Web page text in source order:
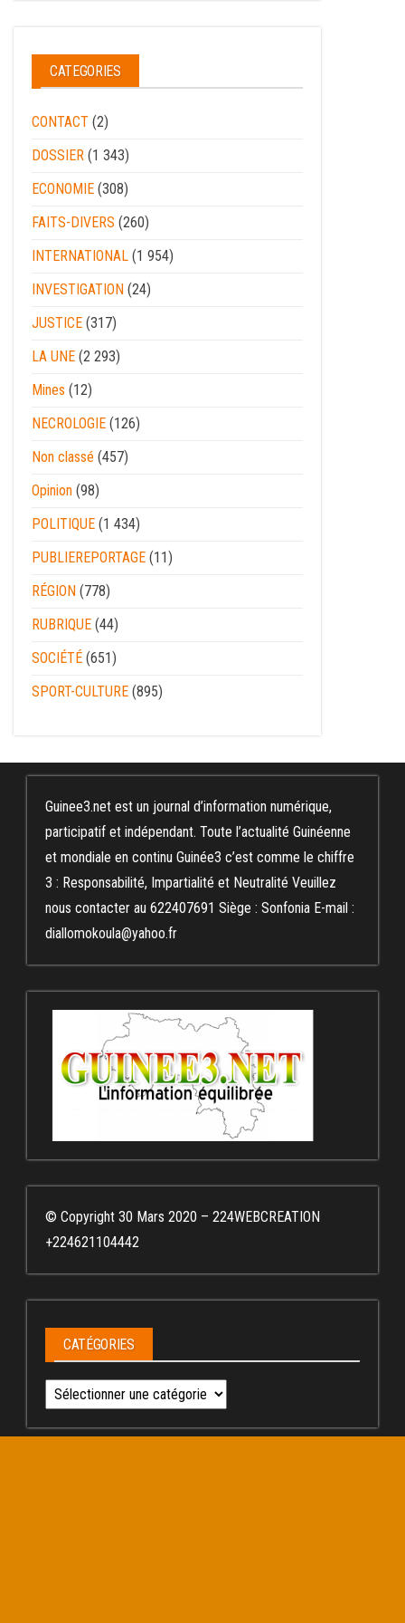
CATEGORIES
CONTACT (2)
DOSSIER (1 343)
ECONOMIE (308)
FAITS-DIVERS (260)
INTERNATIONAL (1 954)
INVESTIGATION (24)
JUSTICE (317)
LA UNE (2 293)
Mines (12)
NECROLOGIE (126)
Non classé (457)
Opinion (98)
POLITIQUE (1 434)
PUBLIEREPORTAGE (11)
RÉGION (778)
RUBRIQUE (44)
SOCIÉTÉ (651)
SPORT-CULTURE (895)
Guinee3.net est un journal d’information numérique,
participatif et indépendant. Toute l’actualité Guinéenne
et mondiale en continu Guinée3 c’est comme le chiffre
3 : Responsabilité, Impartialité et Neutralité Veuillez
nous contacter au 622407691 Siège : Sonfonia E-mail :
diallomokoula@yahoo.fr
© Copyright 30 Mars 2020 – 224WEBCREATION
+224621104442
CATÉGORIES
Catégories